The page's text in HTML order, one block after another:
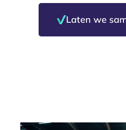
Laten we